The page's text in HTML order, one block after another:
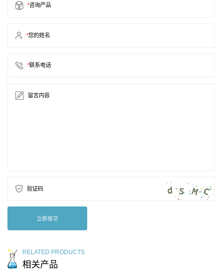
*咨询产品
*您的姓名
*联系电话
留言内容
验证码
立即提交
RELATED PRODUCTS
相关产品